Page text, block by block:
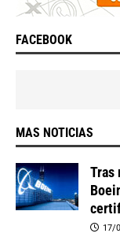
FACEBOOK
MAS NOTICIAS
Tras
17/